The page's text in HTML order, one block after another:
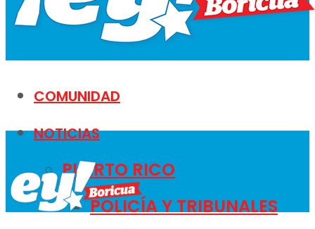
COMUNIDAD
NOTICIAS
PUERTO RICO
POLICÍA Y TRIBUNALES